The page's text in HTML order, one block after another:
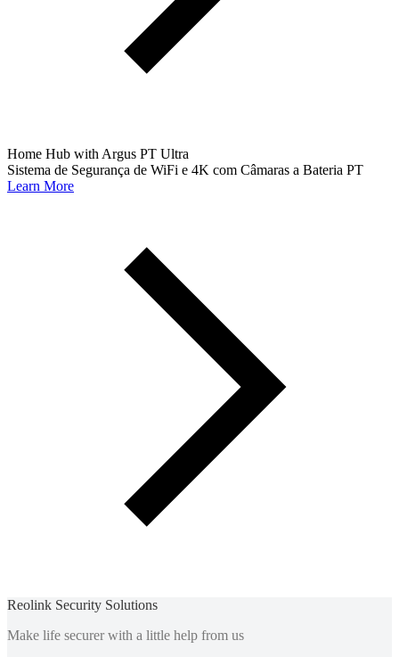
Home Hub with Argus PT Ultra
Sistema de Segurança de WiFi e 4K com Câmaras a Bateria PT
Learn More
Reolink Security Solutions
Make life securer with a little help from us